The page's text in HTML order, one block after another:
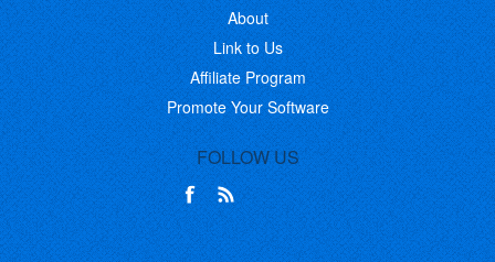
About
Link to Us
Affiliate Program
Promote Your Software
FOLLOW US